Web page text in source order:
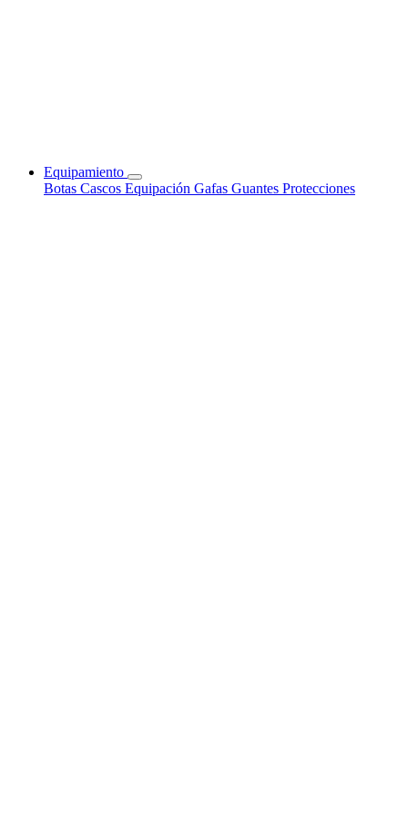
Equipamiento
Botas Cascos Equipación Gafas Guantes Protecciones